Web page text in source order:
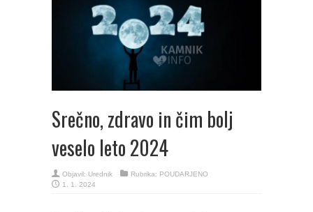
Srečno, zdravo in čim bolj
veselo leto 2024
Objavil: Urednik Rubrika: POUDARJENO
1. 1. 2024